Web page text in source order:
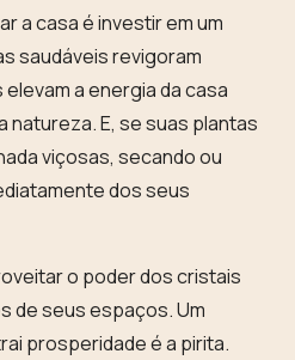
a casa é investir em um
saudáveis revigoram
a energia da casa
natureza. E, se suas plantas
viçosas, secando ou
dos seus
o poder dos cristais
de seus espaços. Um
prosperidade é a pirita.